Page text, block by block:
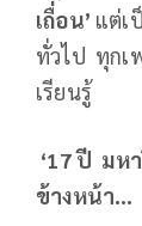
เถื่อน’ แต่เ
ทั่วไป ทุกเ
เรียนรู้
‘17 ปี มห
ข้างหน้า...